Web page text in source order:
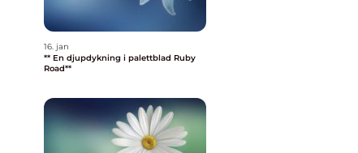
16. jan
** En djupdykning i palettblad Ruby
Road**